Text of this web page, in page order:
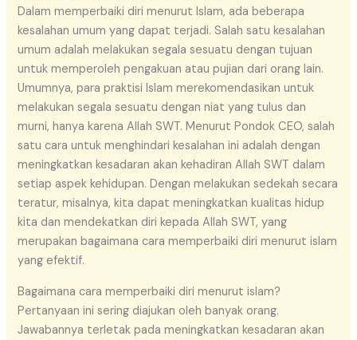
Dalam memperbaiki diri menurut Islam, ada beberapa
kesalahan umum yang dapat terjadi. Salah satu kesalahan
umum adalah melakukan segala sesuatu dengan tujuan
untuk memperoleh pengakuan atau pujian dari orang lain.
Umumnya, para praktisi Islam merekomendasikan untuk
melakukan segala sesuatu dengan niat yang tulus dan
murni, hanya karena Allah SWT. Menurut Pondok CEO, salah
satu cara untuk menghindari kesalahan ini adalah dengan
meningkatkan kesadaran akan kehadiran Allah SWT dalam
setiap aspek kehidupan. Dengan melakukan sedekah secara
teratur, misalnya, kita dapat meningkatkan kualitas hidup
kita dan mendekatkan diri kepada Allah SWT, yang
merupakan bagaimana cara memperbaiki diri menurut islam
yang efektif.
Bagaimana cara memperbaiki diri menurut islam?
Pertanyaan ini sering diajukan oleh banyak orang.
Jawabannya terletak pada meningkatkan kesadaran akan